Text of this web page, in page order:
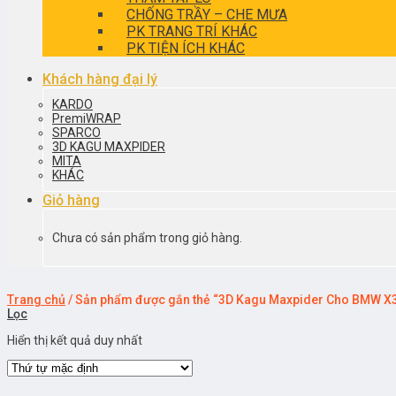
CHỐNG TRẦY – CHE MƯA
PK TRANG TRÍ KHÁC
PK TIỆN ÍCH KHÁC
Khách hàng đại lý
KARDO
PremiWRAP
SPARCO
3D KAGU MAXPIDER
MITA
KHÁC
Giỏ hàng
Chưa có sản phẩm trong giỏ hàng.
Trang chủ /Sản phẩm được gắn thẻ “3D Kagu Maxpider Cho BMW
Lọc
Hiển thị kết quả duy nhất